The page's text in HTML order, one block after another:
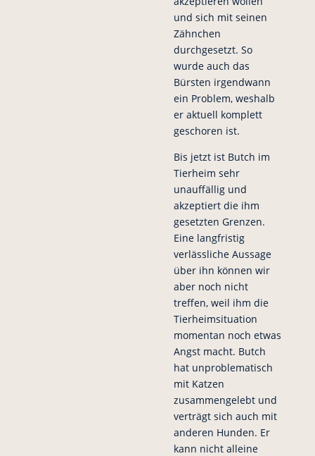
und sich mit seinen
Zähnchen
durchgesetzt. So
wurde auch das
Bürsten irgendwann
ein Problem, weshalb
er aktuell komplett
geschoren ist.
Bis jetzt ist Butch im
Tierheim sehr
unauffällig und
akzeptiert die ihm
gesetzten Grenzen.
Eine langfristig
verlässliche Aussage
über ihn können wir
aber noch nicht
treffen, weil ihm die
Tierheimsituation
momentan noch etwas
Angst macht. Butch
hat unproblematisch
mit Katzen
zusammengelebt und
verträgt sich auch mit
anderen Hunden. Er
kann nicht alleine